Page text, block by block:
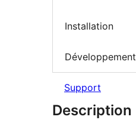
Installation
Développement
Support
Description